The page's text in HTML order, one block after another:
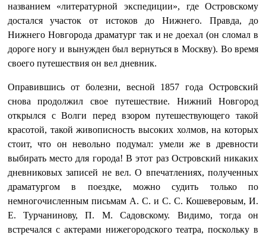
названием «литературной экспедиции», где Островскому
достался участок от истоков до Нижнего. Правда, до
Нижнего Новгорода драматург так и не доехал (он сломал в
дороге ногу и вынужден был вернуться в Москву). Во время
своего путешествия он вел дневник.
Оправившись от болезни, весной 1857 года Островский
снова продолжил свое путешествие. Нижний Новгород
открылся с Волги перед взором путешествующего такой
красотой, такой живописность высоких холмов, на которых
стоит, что он невольно подумал: умели же в древности
выбирать место для города! В этот раз Островский никаких
дневниковых записей не вел. О впечатлениях, полученных
драматургом в поездке, можно судить только по
немногочисленным письмам А. С. и С. С. Кошеверовым, И.
Е. Турчанинову, П. М. Садовскому. Видимо, тогда он
встречался с актерами нижегородского театра, поскольку в